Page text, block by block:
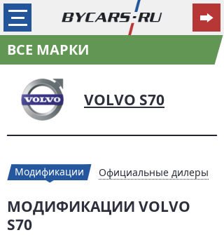
ВСЕ МАРКИ
VOLVO S70
Модификации Официальные дилеры
МОДИФИКАЦИИ VOLVO
S70